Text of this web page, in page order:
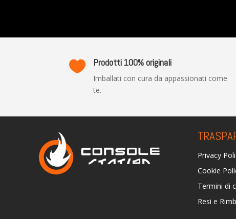
 Prodotti 100% originali
Imballati con cura da appassionati come
te.
Privacy
Cookie
Termini di
Resi e